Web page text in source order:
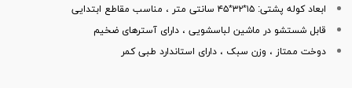
ابعاد کوله پشتی: ۱۵*۳۲*۴۵ سانتی متر ، مناسب مقاطع ابتدایی
قابل شستشو در ماشین لباسشویی ، دارای آسترهای ضخیم
دوخت ممتاز ، وزن سبک ، دارای استاندارد طبی کمر